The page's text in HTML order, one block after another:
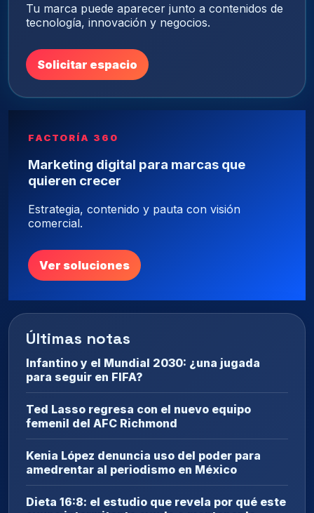
Tu marca puede aparecer junto a contenidos de
tecnología, innovación y negocios.
Solicitar espacio
FACTORÍA 360
Marketing digital para marcas que
quieren crecer
Estrategia, contenido y pauta con visión
comercial.
Ver soluciones
Últimas notas
Infantino y el Mundial 2030: ¿una jugada
para seguir en FIFA?
Ted Lasso regresa con el nuevo equipo
femenil del AFC Richmond
Kenia López denuncia uso del poder para
amedrentar al periodismo en México
Dieta 16:8: el estudio que revela por qué este